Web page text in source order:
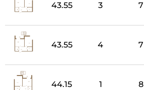
43.55 3 7
43.55 4 7
44.15 1 8